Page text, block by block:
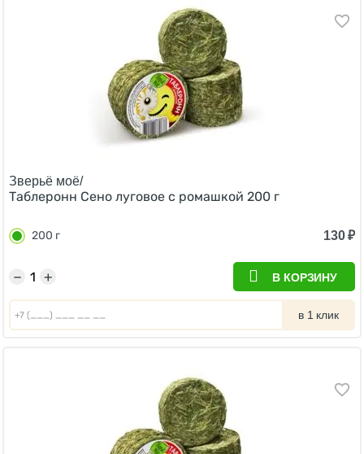
Зверьё моё/
Таблеронн Сено луговое с ромашкой 200 г
200 г 130₽
+
− В КОРЗИНУ
в 1 клик